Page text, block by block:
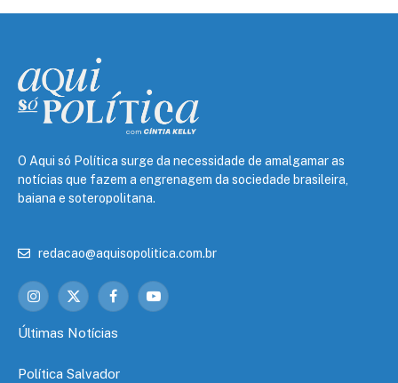
O Aqui só Política surge da necessidade de amalgamar as
notícias que fazem a engrenagem da sociedade brasileira,
baiana e soteropolitana.
redacao@aquisopolitica.com.br
Instagram
X
FacebookYouTube
Últimas Notícias
Política Salvador